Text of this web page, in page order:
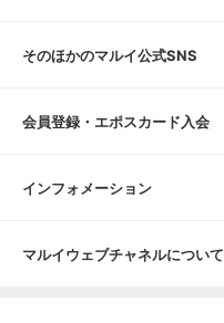
そのほかのマルイ公式SNS
会員登録・エポスカード入会
インフォメーション
マルイウェブチャネルについて